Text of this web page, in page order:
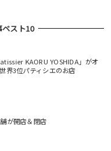
ベスト10
KAORU YOSHIDA」がオ
界3位パティシエのお店
が開店＆閉店